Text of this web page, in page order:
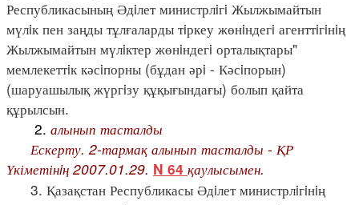
Республикасының Әдiлет министрлiгi Жылжымайтын
мүлiк пен заңды тұлғаларды тiркеу жөнiндегi агенттiгiнiң
Жылжымайтын мүлiктер жөнiндегi орталықтары"
мемлекеттiк кәсiпорны (бұдан әрi - Кәсiпорын)
(шаруашылық жүргiзу құқығындағы) болып қайта
құрылсын.
2. алынып тасталды
Ескерту. 2-тармақ алынып тасталды - ҚР
Үкіметінiң 2007.01.29. N 64 қаулысымен.
3. Қазақстан Республикасы Әдiлет министрлiгiнiң